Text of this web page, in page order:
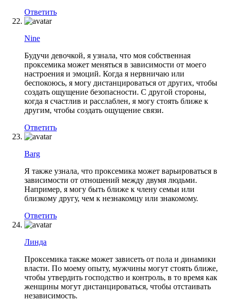
Ответить
Nine
Будучи девочкой, я узнала, что моя собственная
проксемика может меняться в зависимости от моего
настроения и эмоций. Когда я нервничаю или
беспокоюсь, я могу дистанцироваться от других, чтобы
создать ощущение безопасности. С другой стороны,
когда я счастлив и расслаблен, я могу стоять ближе к
другим, чтобы создать ощущение связи.
Ответить
Barg
Я также узнала, что проксемика может варьироваться в
зависимости от отношений между двумя людьми.
Например, я могу быть ближе к члену семьи или
близкому другу, чем к незнакомцу или знакомому.
Ответить
Линда
Проксемика также может зависеть от пола и динамики
власти. По моему опыту, мужчины могут стоять ближе,
чтобы утвердить господство и контроль, в то время как
женщины могут дистанцироваться, чтобы отстаивать
независимость.